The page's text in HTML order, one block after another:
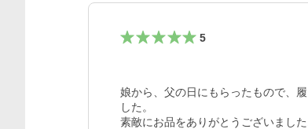
5
娘から、父の日にもらったもので、
した。
素敵にお品をありがとうございました